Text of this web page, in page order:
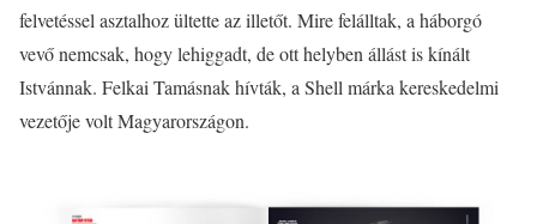
felvetéssel asztalhoz ültette az illetőt. Mire felálltak, a háborgó
vevő nemcsak, hogy lehiggadt, de ott helyben állást is kínált
Istvánnak. Felkai Tamásnak hívták, a Shell márka kereskedelmi
vezetője volt Magyarországon.